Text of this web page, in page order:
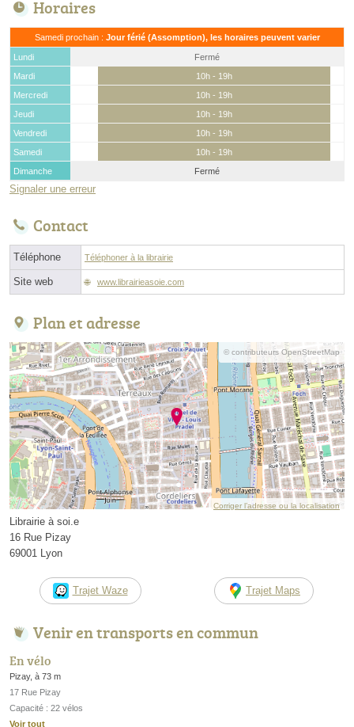
Horaires
Samedi prochain : Jour férié (Assomption), les horaires peuvent varier
Lundi
Fermé
Mardi
10h - 19h
Mercredi
10h - 19h
Jeudi
10h - 19h
Vendredi
10h - 19h
Samedi
10h - 19h
Dimanche
Fermé
Signaler une erreur
Contact
Téléphone Téléphoner à la librairie
Site web www.librairieasoie.com
Plan et adresse
© contributeurs OpenStreetMap
Corriger l’adresse ou la localisation
Librairie à soi.e
16 Rue Pizay
69001 Lyon
Trajet Waze Trajet Maps
Venir en transports en commun
En vélo
Pizay, à 73 m
17 Rue Pizay
Capacité : 22 vélos
Voir tout